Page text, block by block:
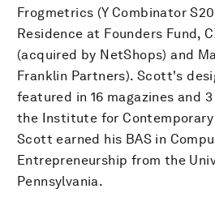
Frogmetrics (Y Combinator
Residence at Founders Fund,
(acquired by NetShops) and
Franklin Partners). Scott's
featured in 16 magazines and
the Institute for
Scott earned his BAS in
Entrepreneurship from the
Pennsylvania.